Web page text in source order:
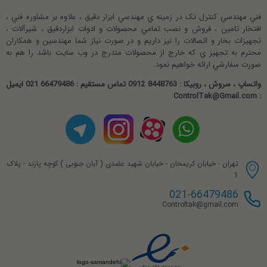
رحمانی
عالی و خوش قیمت
فني مهندسي کنترل تک در زمينه ي مهندسي ابزار دقيق ، علاوه بر مشاوره فني ،
افتخار تامين ، فروش و نصب تمامي محصولات و ادوات ابزاردقيق ، شيرآلات ،
تجهيزات بخار و اتصالات را نيز داريم و در صورت نياز شما مهندسين و همکاران
محترم به تجهيز ي که خارج از محصولات مندرج در وب سايت باشد را هم به
صورت سفارشي ارائه خواهيم نمود.
واتساپ ، سروش ، روبیکا : 8448763 0912 تماس مستقیم : 66479486 021 ایمیل
: ControlTak@Gmail.com
تهران - خیابان کریمخان - خیابان شهید عضدی ( آبان جنوبی ) کوچه پازند - پلاک
1
021-66479486
Controltak@gmail.com